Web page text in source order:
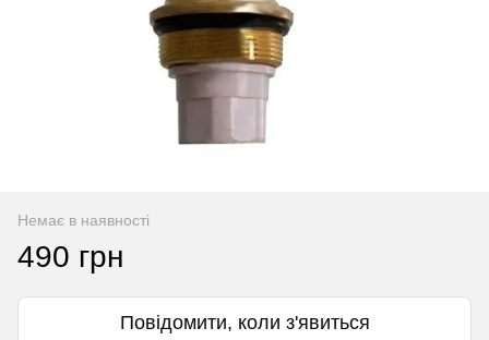
Немає в наявності
490 грн
Повідомити, коли з'явиться